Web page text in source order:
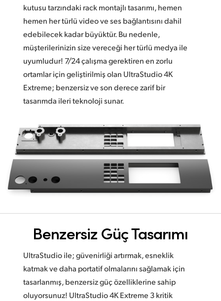
kutusu tarzındaki rack montajlı tasarımı, hemen
hemen her türlü video ve ses bağlantısını dahil
edebilecek kadar büyüktür. Bu nedenle,
müşterilerinizin size vereceği her türlü medya ile
uyumludur! 7/24 çalışma gerektiren en zorlu
ortamlar için geliştirilmiş olan UltraStudio 4K
Extreme; benzersiz ve son derece zarif bir
tasarımda ileri teknoloji sunar.
Benzersiz Güç Tasarımı
UltraStudio ile; güvenirliği artırmak, esneklik
katmak ve daha portatif olmalarını sağlamak için
tasarlanmış, benzersiz güç özelliklerine sahip
oluyorsunuz! UltraStudio 4K Extreme 3 kritik